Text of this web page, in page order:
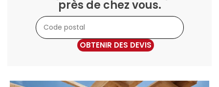
près de chez vous.
OBTENIR DES DEVIS